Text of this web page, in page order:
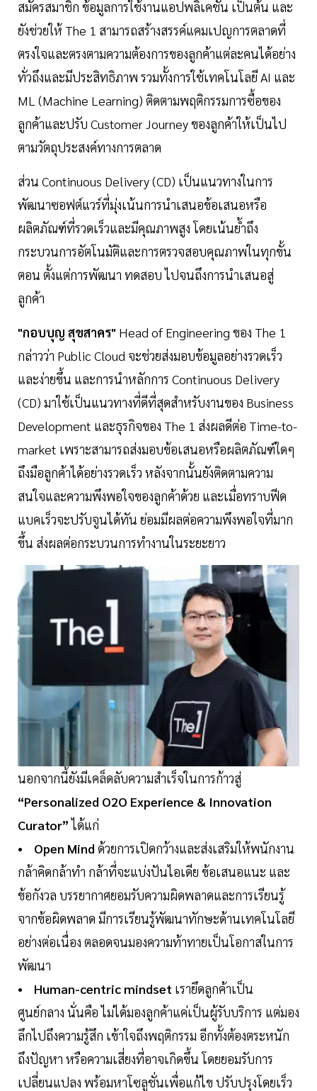
สมัครสมาชิก ข้อมูลการใช้งานแอปพลิเคชัน เป็นต้น และ
ยังช่วยให้ The 1 สามารถสร้างสรรค์แคมเปญการตลาดที่
ตรงใจและตรงตามความต้องการของลูกค้าแต่ละคนได้อย่าง
ทั่วถึงและมีประสิทธิภาพ รวมทั้งการใช้เทคโนโลยี AI และ
ML (Machine Learning) ติดตามพฤติกรรมการซื้อของ
ลูกค้าและปรับ Customer Journey ของลูกค้าให้เป็นไป
ตามวัตถุประสงค์ทางการตลาด
ส่วน Continuous Delivery (CD) เป็นแนวทางในการ
พัฒนาซอฟต์แวร์ที่มุ่งเน้นการนำเสนอข้อเสนอหรือ
ผลิตภัณฑ์ที่รวดเร็วและมีคุณภาพสูง โดยเน้นย้ำถึง
กระบวนการอัตโนมัติและการตรวจสอบคุณภาพในทุกขั้น
ตอน ตั้งแต่การพัฒนา ทดสอบ ไปจนถึงการนำเสนอสู่
ลูกค้า
"กอบบุญ สุขสาคร" Head of Engineering ของ The 1
กล่าวว่า Public Cloud จะช่วยส่งมอบข้อมูลอย่างรวดเร็ว
และง่ายขึ้น และการนำหลักการ Continuous Delivery
(CD) มาใช้เป็นแนวทางที่ดีที่สุดสำหรับงานของ Business
Development และธุรกิจของ The 1 ส่งผลดีต่อ Time-to-
market เพราะสามารถส่งมอบข้อเสนอหรือผลิตภัณฑ์ใดๆ
ถึงมือลูกค้าได้อย่างรวดเร็ว หลังจากนั้นยังติดตามความ
สนใจและความพึงพอใจของลูกค้าด้วย และเมื่อทราบฟีด
แบคเร็วจะปรับจูนได้ทัน ย่อมมีผลต่อความพึงพอใจที่มาก
ขึ้น ส่งผลต่อกระบวนการทำงานในระยะยาว
นอกจากนี้ยังมีเคล็ดลับความสำเร็จในการก้าวสู่
“Personalized O2O Experience & Innovation
Curator”ได้แก่
• Open Mind ด้วยการเปิดกว้างและส่งเสริมให้พนักงาน
กล้าคิดกล้าทำ กล้าที่จะแบ่งปันไอเดีย ข้อเสนอแนะ และ
ข้อกังวล บรรยากาศยอมรับความผิดพลาดและการเรียนรู้
จากข้อผิดพลาด มีการเรียนรู้พัฒนาทักษะด้านเทคโนโลยี
อย่างต่อเนื่อง ตลอดจนมองความท้าทายเป็นโอกาสในการ
พัฒนา
• Human-centric mindset เรายึดลูกค้าเป็น
ศูนย์กลาง นั่นคือ ไม่ได้มองลูกค้าแค่เป็นผู้รับบริการ แต่มอง
ลึกไปถึงความรู้สึก เข้าใจถึงพฤติกรรม อีกทั้งต้องตระหนัก
ถึงปัญหา หรือความเสี่ยงที่อาจเกิดขึ้น โดยยอมรับการ
เปลี่ยนแปลง พร้อมหาโซลูชั่นเพื่อแก้ไข ปรับปรุงโดยเร็ว